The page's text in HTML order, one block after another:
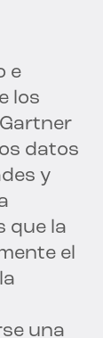
e
los
datos
y
que la
el
una